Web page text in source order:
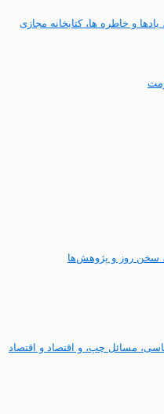
مسائل چپ، و اقتصاد و اقتصاد